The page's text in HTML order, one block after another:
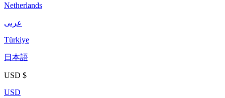
Netherlands
عربى
Türkiye
日本語
USD $
USD